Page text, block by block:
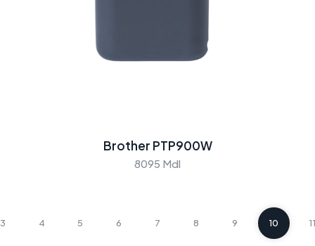
Brother PTP900W
8095 Mdl
3 4 5 6 7 8 9 10 11